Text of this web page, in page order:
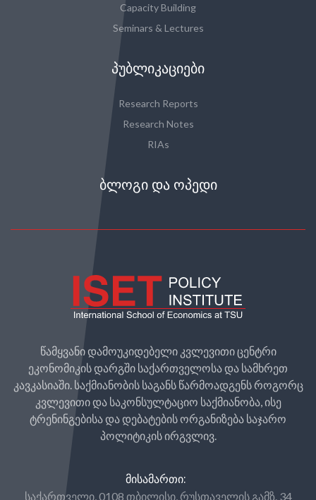
Capacity Building
Seminars & Lectures
ᲞᲣᲑᲚᲘᲙᲐᲪᲘᲔᲑᲘ
Research Reports
Research Notes
RIAs
ᲑᲚᲝᲒᲘ ᲓᲐ ᲝᲞᲔᲓᲘ
წამყვანი დამოუკიდებელი კვლევითი ცენტრი
ეკონომიკის დარგში საქართველოსა და სამხრეთ
კავკასიაში. საქმიანობის საგანს წარმოადგენს როგორც
კვლევითი და საკონსულტაციო საქმიანობა, ისე
ტრენინგებისა და დებატების ორგანიზება საჯარო
პოლიტიკის ირგვლივ.
ᲛᲘᲡᲐᲛᲐᲠᲗᲘ:
საქართველი, 0108 თბილისი, რუსთაველის გამზ. 34